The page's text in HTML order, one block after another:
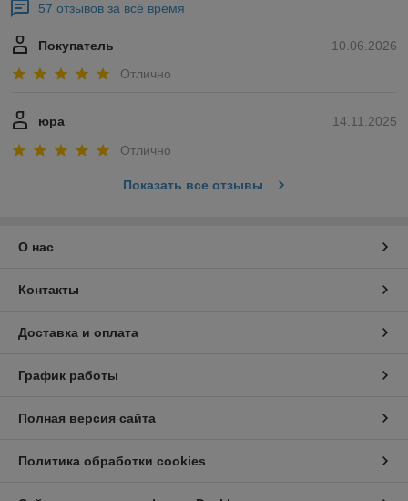
57 отзывов за всё время
10.06.2026
Покупатель
Отлично
14.11.2025
юра
Отлично
Показать все отзывы
О нас
Контакты
Доставка и оплата
График работы
Полная версия сайта
Политика обработки cookies